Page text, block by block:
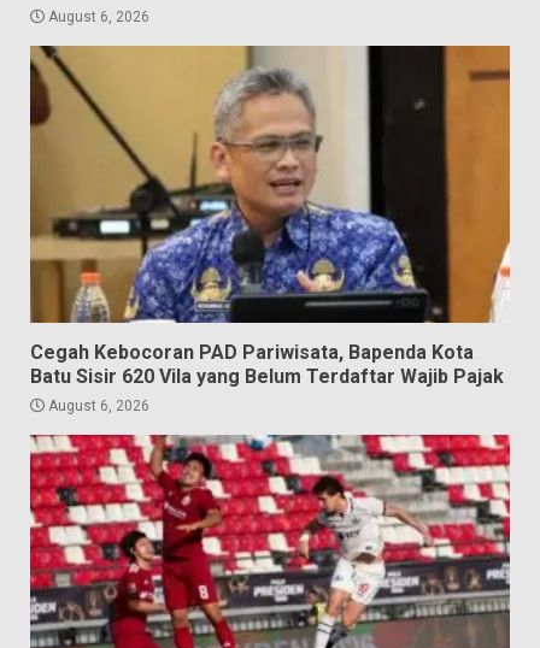
August 6, 2026
Cegah Kebocoran PAD Pariwisata, Bapenda Kota
Batu Sisir 620 Vila yang Belum Terdaftar Wajib Pajak
August 6, 2026